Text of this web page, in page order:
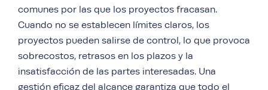
comunes por las que los proyectos fracasan.
Cuando no se establecen límites claros, los
proyectos pueden salirse de control, lo que provoca
sobrecostos, retrasos en los plazos y la
insatisfacción de las partes interesadas. Una
gestión eficaz del alcance garantiza que todo el